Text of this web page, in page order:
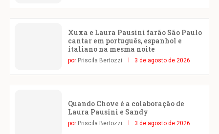
Xuxa e Laura Pausini farão São Paulo
cantar em português, espanhol e
italiano na mesma noite
por Priscila Bertozzi 3 de agosto de 2026
Quando Chove é a colaboração de
Laura Pausini e Sandy
por Priscila Bertozzi 3 de agosto de 2026